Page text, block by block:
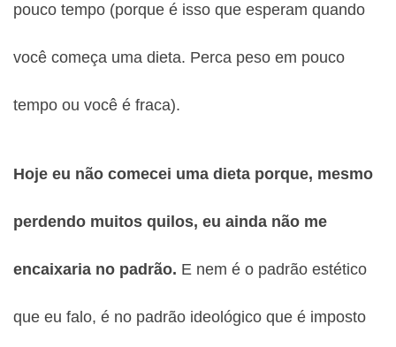
pouco tempo (porque é isso que esperam quando
você começa uma dieta. Perca peso em pouco
tempo ou você é fraca).
Hoje eu não comecei uma dieta porque, mesmo
perdendo muitos quilos, eu ainda não me
encaixaria no padrão. E nem é o padrão estético
que eu falo, é no padrão ideológico que é imposto